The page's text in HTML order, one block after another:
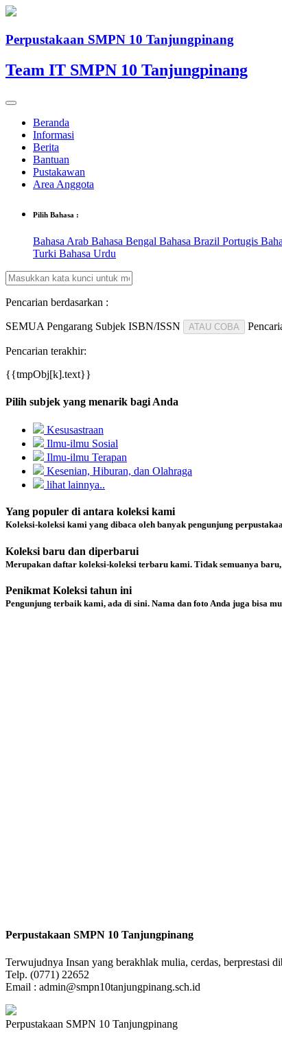
Perpustakaan SMPN 10 Tanjungpinang
Team IT SMPN 10 Tanjungpinang
Beranda
Informasi
Berita
Bantuan
Pustakawan
Area Anggota
Pilih Bahasa :
Bahasa Arab Bahasa Bengal Bahasa Brazil Portugis
Turki Bahasa Urdu
Pencarian berdasarkan :
SEMUA Pengarang Subjek ISBN/ISSN ATAU COBA
Pencarian terakhir:
{{tmpObj[k].text}}
Pilih subjek yang menarik bagi Anda
Kesusastraan
Ilmu-ilmu Sosial
Ilmu-ilmu Terapan
Kesenian, Hiburan, dan Olahraga
lihat lainnya..
Yang populer di antara koleksi kami
Koleksi-koleksi kami yang dibaca oleh banyak pengunjung
Koleksi baru dan diperbarui
Merupakan daftar koleksi-koleksi terbaru kami. Tidak semuanya
Penikmat Koleksi tahun ini
Pengunjung terbaik kami, ada di sini. Nama dan foto Anda juga bisa
Perpustakaan SMPN 10 Tanjungpinang
Terwujudnya Insan yang berakhlak mulia, cerdas, berprestasi
Telp. (0771) 22652
Email : admin@smpn10tanjungpinang.sch.id
Perpustakaan SMPN 10 Tanjungpinang